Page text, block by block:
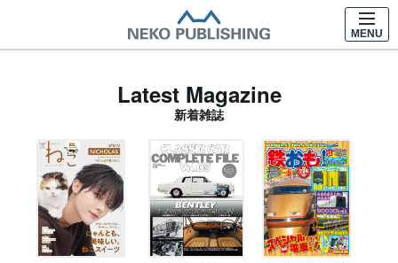
MENU
Latest Magazine
新着雑誌